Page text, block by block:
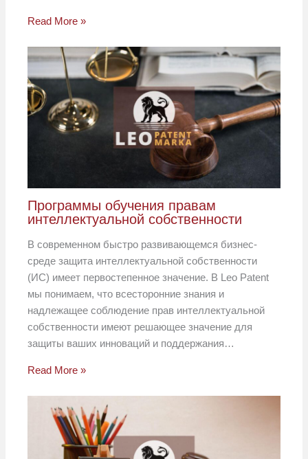
Read More »
Программы обучения правам
интеллектуальной собственности
В современном быстро развивающемся бизнес-
среде защита интеллектуальной собственности
(ИС) имеет первостепенное значение. В Leo Patent
мы понимаем, что всесторонние знания и
надлежащее соблюдение прав интеллектуальной
собственности имеют решающее значение для
защиты ваших инноваций и поддержания…
Read More »